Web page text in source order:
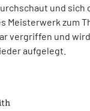
und sich
Meisterwerk zum
vergriffen und
aufgelegt.